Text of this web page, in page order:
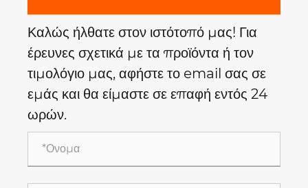
Καλώς ήλθατε στον ιστότοπό μας! Για
έρευνες σχετικά με τα προϊόντα ή τον
τιμολόγιο μας, αφήστε το email σας σε
εμάς και θα είμαστε σε επαφή εντός 24
ωρών.